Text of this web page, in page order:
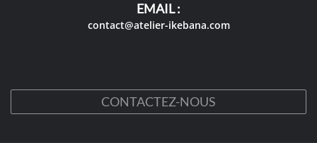
EMAIL :
contact@atelier-ikebana.com
CONTACTEZ-NOUS